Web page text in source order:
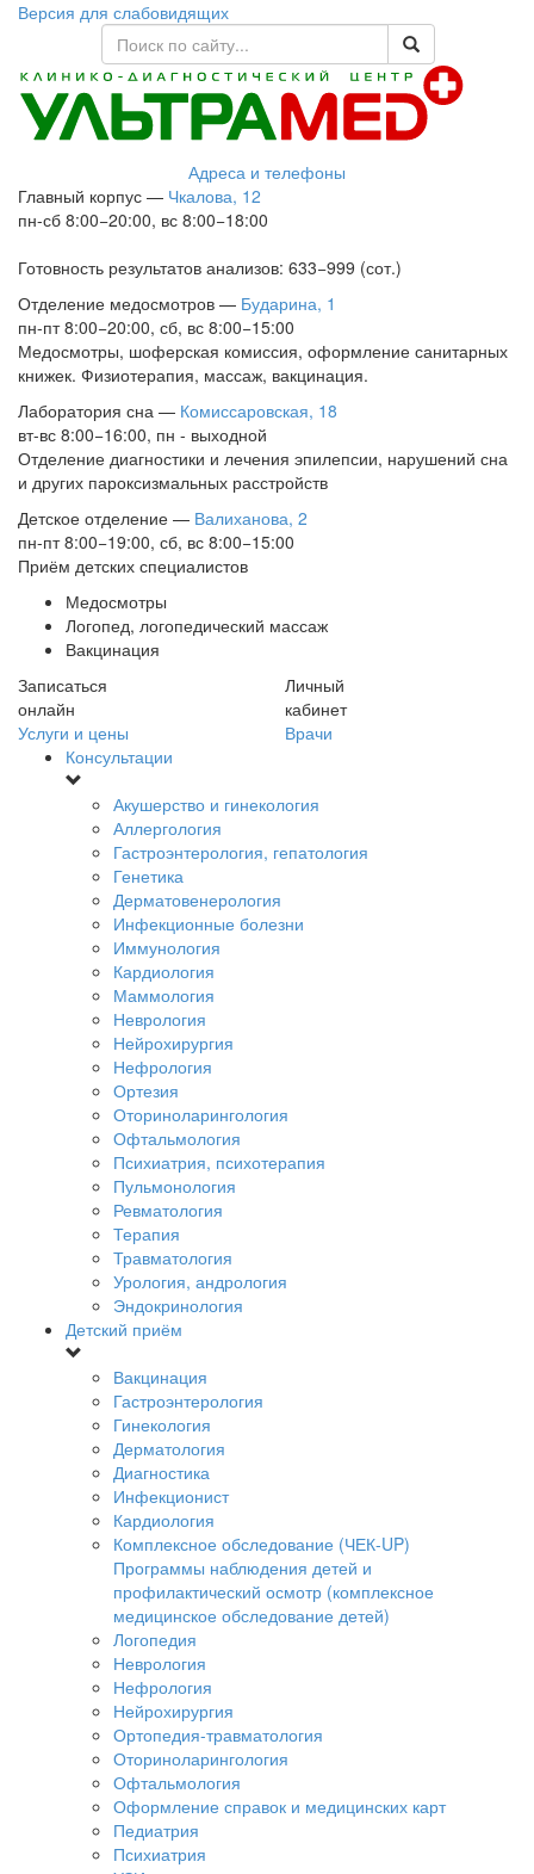
Версия для слабовидящих
Адреса и телефоны
Главный корпус — Чкалова, 12
пн-сб 8:00−20:00, вс 8:00−18:00
Готовность результатов анализов: 633−999 (сот.)
Отделение медосмотров — Бударина, 1
пн-пт 8:00−20:00, сб, вс 8:00−15:00
Медосмотры, шоферская комиссия, оформление санитарных
книжек. Физиотерапия, массаж, вакцинация.
Лаборатория сна — Комиссаровская, 18
вт-вс 8:00−16:00, пн - выходной
Отделение диагностики и лечения эпилепсии, нарушений сна
и других пароксизмальных расстройств
Детское отделение — Валиханова, 2
пн-пт 8:00−19:00, сб, вс 8:00−15:00
Приём детских специалистов
Медосмотры
Логопед, логопедический массаж
Вакцинация
Записаться
онлайн
Личный
кабинет
Услуги и цены
Врачи
Консультации
Акушерство и гинекология
Аллергология
Гастроэнтерология, гепатология
Генетика
Дерматовенерология
Инфекционные болезни
Иммунология
Кардиология
Маммология
Неврология
Нейрохирургия
Нефрология
Ортезия
Оториноларингология
Офтальмология
Психиатрия, психотерапия
Пульмонология
Ревматология
Терапия
Травматология
Урология, андрология
Эндокринология
Детский приём
Вакцинация
Гастроэнтерология
Гинекология
Дерматология
Диагностика
Инфекционист
Кардиология
Комплексное обследование (ЧЕК-UP)
Программы наблюдения детей и
профилактический осмотр (комплексное
медицинское обследование детей)
Логопедия
Неврология
Нефрология
Нейрохирургия
Ортопедия-травматология
Оториноларингология
Офтальмология
Оформление справок и медицинских карт
Педиатрия
Психиатрия